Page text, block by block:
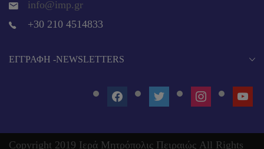
info@imp.gr
+30 210 4514833
EΓΓΡΑΦΉ -NEWSLETTERS
FACEBOOKTWITTER INSTAGRAM
Copyright 2019 Ιερά Μητρόπολις Πειραιώς All Rights